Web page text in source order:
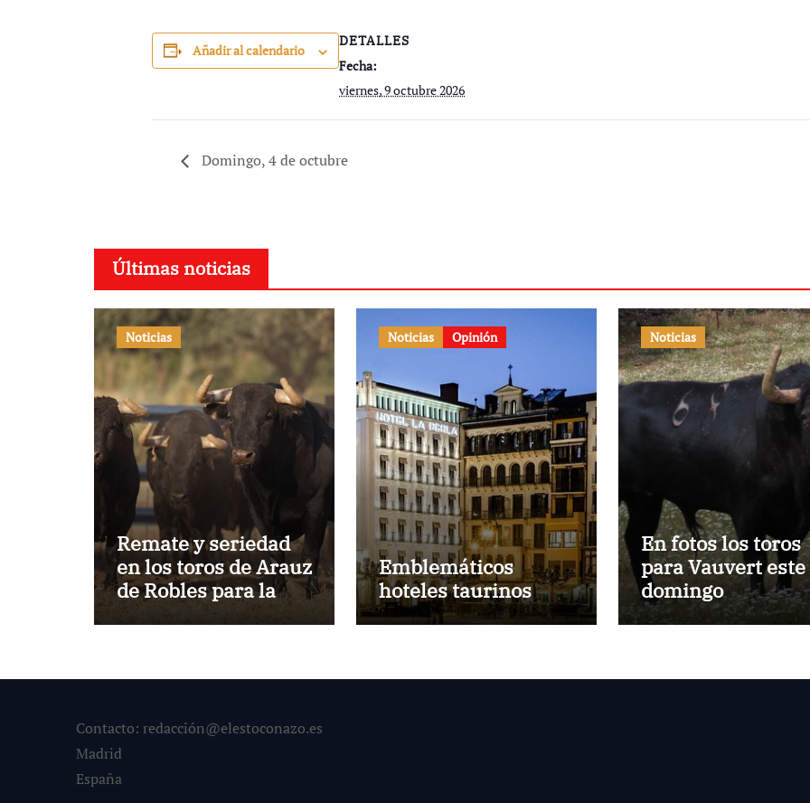
Añadir al calendario
DETALLES
Fecha:
viernes, 9 octubre 2026
Domingo, 4 de octubre
Últimas noticias
Noticias
Remate y seriedad
en los toros de Arauz
de Robles para la
despedida de Víctor
momento de Luque
Noticias Opinión
Emblemáticos
hoteles taurinos
Noticias
En fotos los toros
para Vauvert este
domingo
Contacto: redacción@elestoconazo.es
Madrid
España